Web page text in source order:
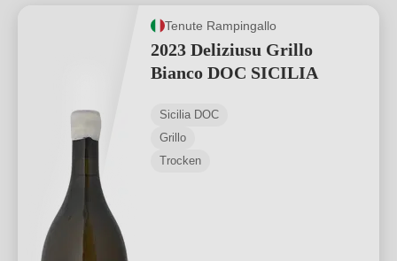
Tenute Rampingallo
2023 Deliziusu Grillo
Bianco DOC SICILIA
Sicilia DOC
Grillo
Trocken